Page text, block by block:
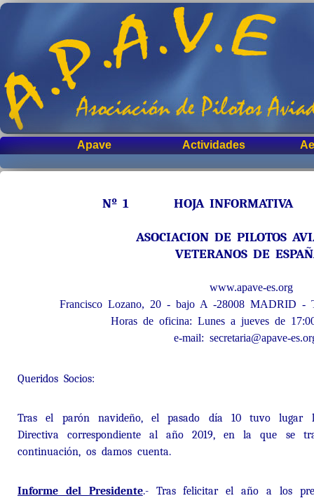
Apave Actividades
Nº 1 HOJA INFORMATIVA
ASOCIACION DE PILOTOS
VETERANOS DE
www.apave-es.org
Francisco Lozano, 20 - bajo A -28008 MADRID
Horas de oficina: Lunes a jueves de
e-mail: secretaria@apave-
Queridos Socios:
Tras el parón navideño, el pasado día 10 tuvo
Directiva correspondiente al año 2019, en la que se
continuación, os damos cuenta.
Informe del Presidente.- Tras felicitar el año a los